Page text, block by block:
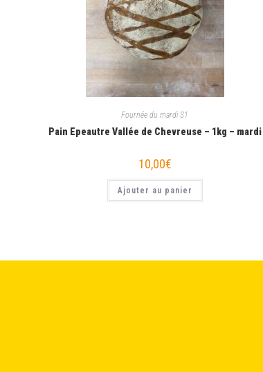
Fournée du mardi S1
Pain Epeautre Vallée de Chevreuse – 1kg – mardi
10,00€
Ajouter au panier